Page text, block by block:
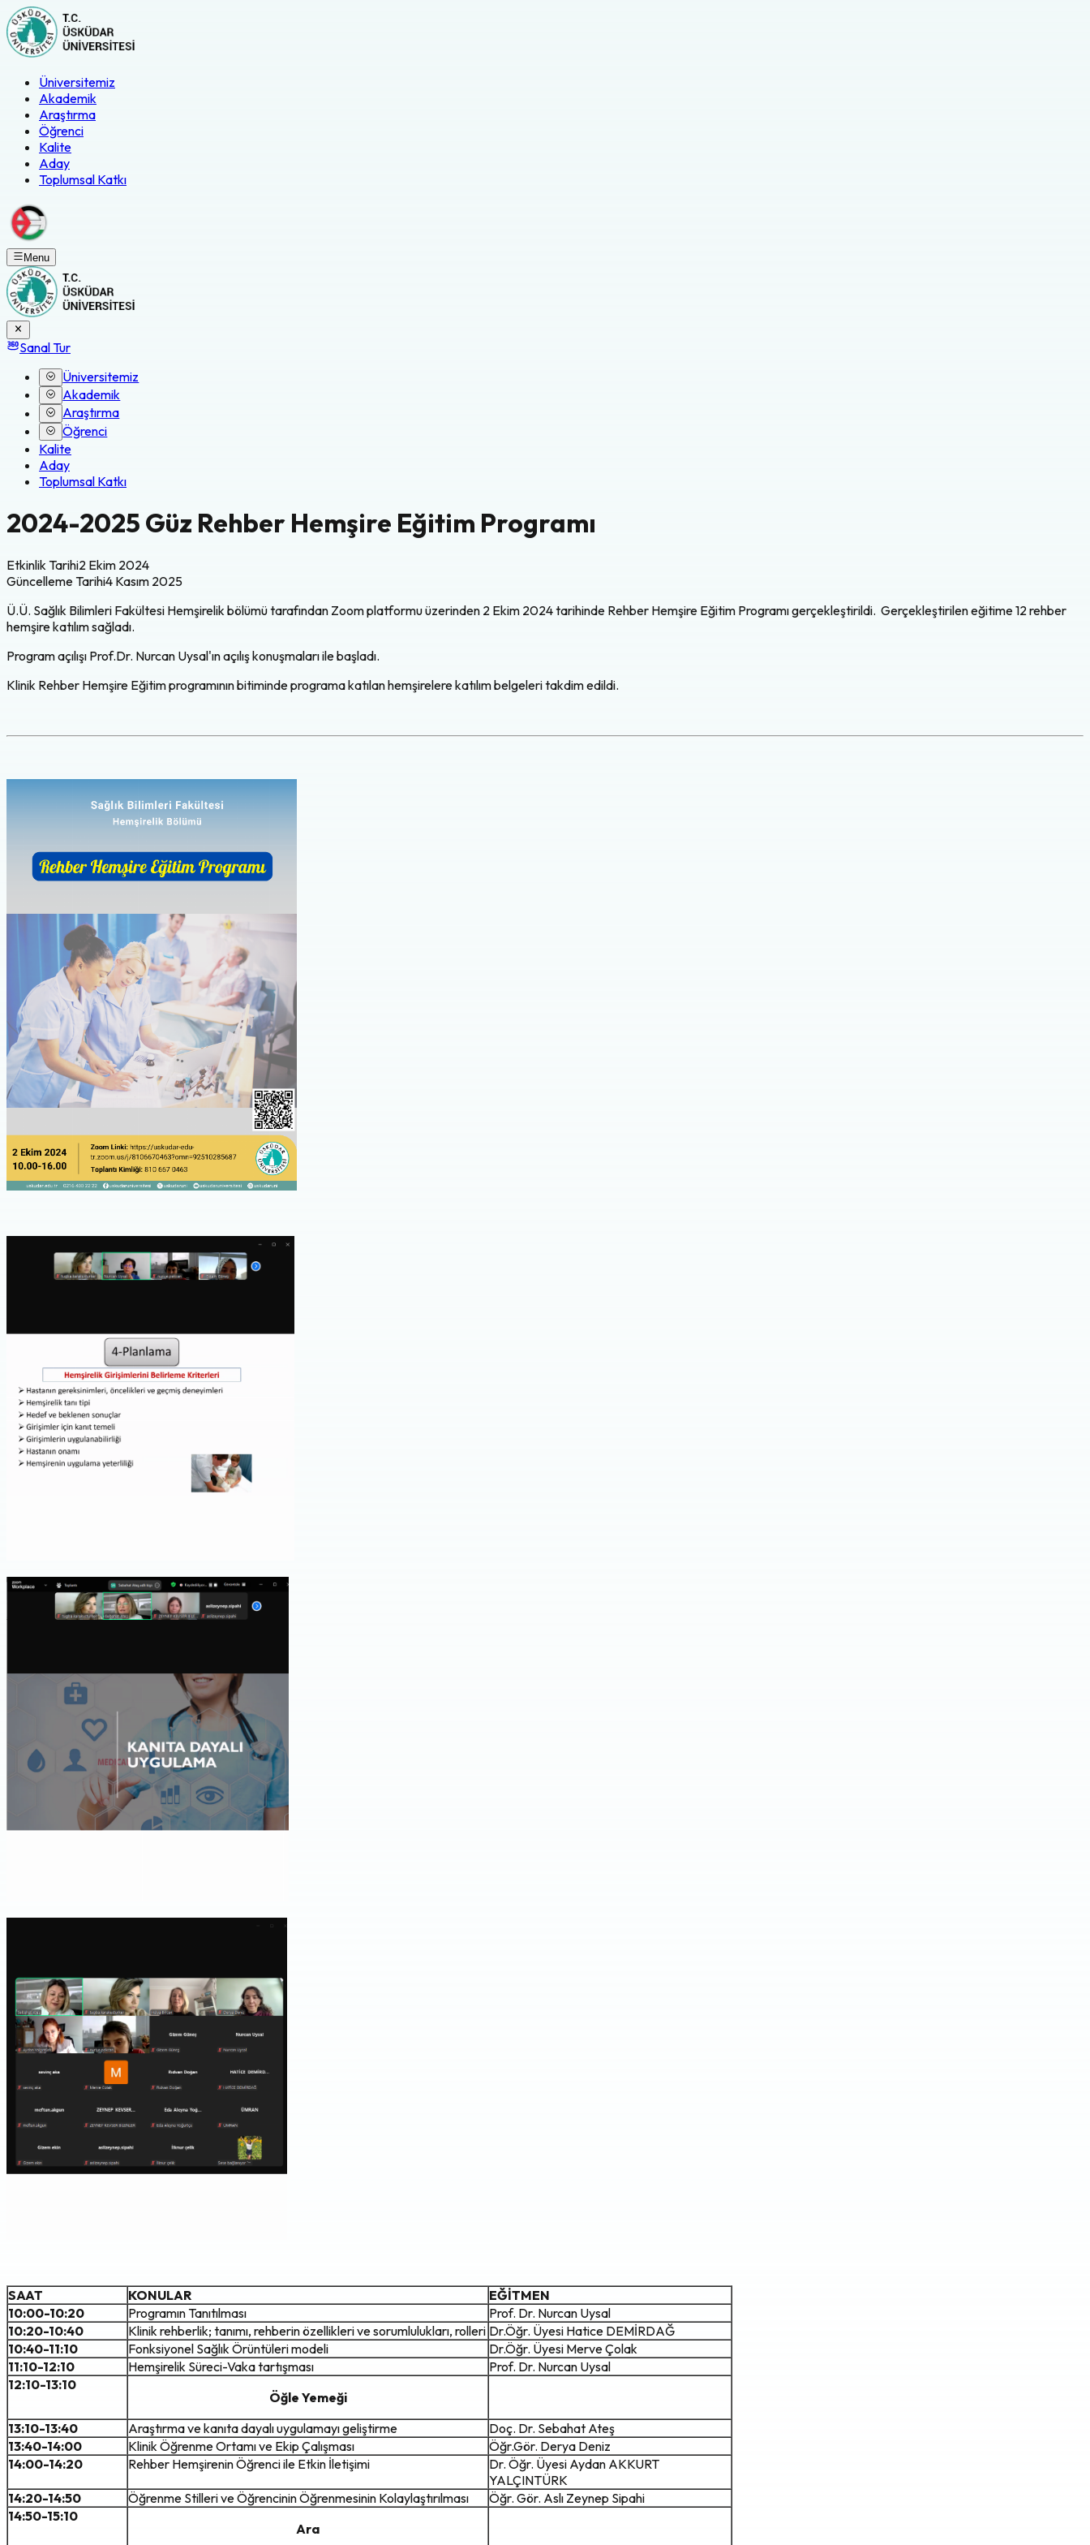
Üniversitemiz
Akademik
Araştırma
Öğrenci
Kalite
Aday
Toplumsal Katkı
Menu
Sanal Tur
Üniversitemiz
Akademik
Araştırma
Öğrenci
Kalite
Aday
Toplumsal Katkı
2024-2025 Güz Rehber Hemşire Eğitim Programı
Etkinlik Tarihi2 Ekim 2024
Güncelleme Tarihi4 Kasım 2025
Ü.Ü. Sağlık Bilimleri Fakültesi Hemşirelik bölümü tarafından Zoom platformu üzerinden 2 Ekim 2024 tarihinde Rehber Hemşire Eğitim Programı gerçekleştirildi. Gerçekleştirilen eğitime 12 rehber
hemşire katılım sağladı.
Program açılışı Prof.Dr. Nurcan Uysal'ın açılış konuşmaları ile başladı.
Klinik Rehber Hemşire Eğitim programının bitiminde programa katılan hemşirelere katılım belgeleri takdim edildi.
SAAT KONULAR
EĞİTMEN
10:00-10:20
Programın Tanıtılması
Prof. Dr. Nurcan Uysal
10:20-10:40
Klinik rehberlik; tanımı, rehberin özellikleri ve sorumlulukları, rolleri Dr.Öğr. Üyesi Hatice DEMİRDAĞ
10:40-11:10
Fonksiyonel Sağlık Örüntüleri modeli
Dr.Öğr. Üyesi Merve Çolak
11:10-12:10
Hemşirelik Süreci-Vaka tartışması
Prof. Dr. Nurcan Uysal
12:10-13:10
Öğle Yemeği
13:10-13:40
Araştırma ve kanıta dayalı uygulamayı geliştirme
Doç. Dr. Sebahat Ateş
13:40-14:00
Klinik Öğrenme Ortamı ve Ekip Çalışması
Öğr.Gör. Derya Deniz
14:00-14:20
Rehber Hemşirenin Öğrenci ile Etkin İletişimi
Dr. Öğr. Üyesi Aydan AKKURT
YALÇINTÜRK
14:20-14:50
Öğrenme Stilleri ve Öğrencinin Öğrenmesinin Kolaylaştırılması
Öğr. Gör. Aslı Zeynep Sipahi
14:50-15:10
Ara